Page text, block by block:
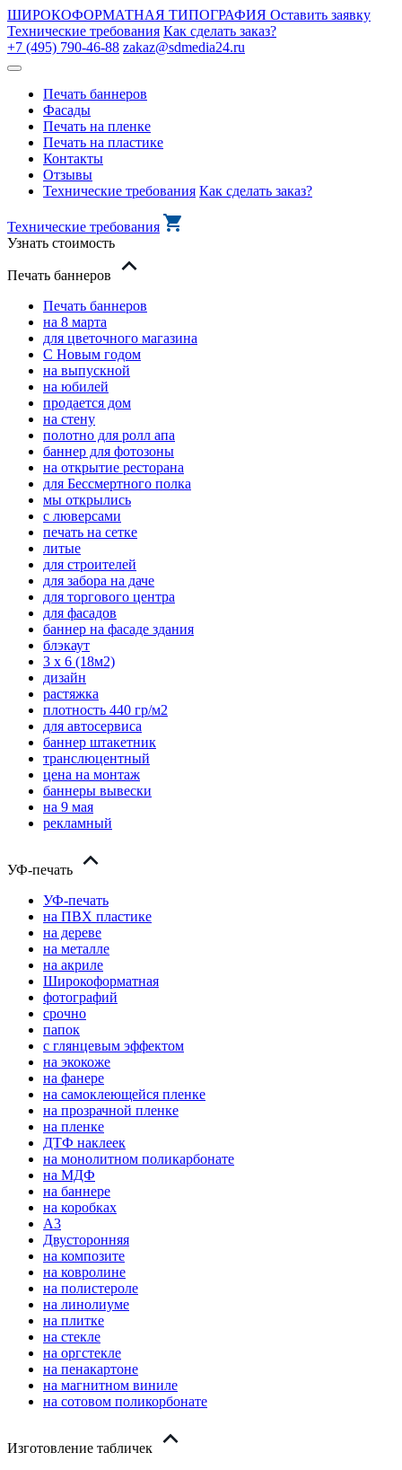
ШИРОКОФОРМАТНАЯ ТИПОГРАФИЯ Оставить заявку
Технические требования Как сделать заказ?
+7 (495) 790-46-88 zakaz@sdmedia24.ru
Печать баннеров
Фасады
Печать на пленке
Печать на пластике
Контакты
Отзывы
Технические требования Как сделать заказ?
Технические требования
Узнать стоимость
Печать баннеров
Печать баннеров
на 8 марта
для цветочного магазина
С Новым годом
на выпускной
на юбилей
продается дом
на стену
полотно для ролл апа
баннер для фотозоны
на открытие ресторана
для Бессмертного полка
мы открылись
с люверсами
печать на сетке
литые
для строителей
для забора на даче
для торгового центра
для фасадов
баннер на фасаде здания
блэкаут
3 х 6 (18м2)
дизайн
растяжка
плотность 440 гр/м2
для автосервиса
баннер штакетник
транслюцентный
цена на монтаж
баннеры вывески
на 9 мая
рекламный
УФ-печать
УФ-печать
на ПВХ пластике
на дереве
на металле
на акриле
Широкоформатная
фотографий
срочно
папок
с глянцевым эффектом
на экокоже
на фанере
на самоклеющейся пленке
на прозрачной пленке
на пленке
ДТФ наклеек
на монолитном поликарбонате
на МДФ
на баннере
на коробках
А3
Двусторонняя
на композите
на ковролине
на полистероле
на линолиуме
на плитке
на стекле
на оргстекле
на пенакартоне
на магнитном виниле
на сотовом поликорбонате
Изготовление табличек